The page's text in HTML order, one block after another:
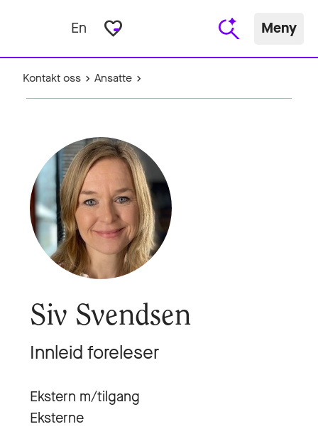
En favorite_border Meny
Kontakt oss Ansatte
Siv Svendsen
Innleid foreleser
Ekstern m/tilgang
Eksterne